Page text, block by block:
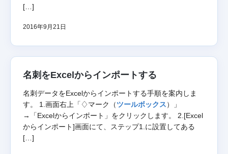
[…]
2016年9月21日
名刺をExcelからインポートする
名刺データをExcelからインポートする手順を案内しま
す。 1.画面右上「♢マーク（ツールボックス）」
→「Excelからインポート」をクリックします。 2.[Excel
からインポート]画面にて、ステップ1.に設置してある
[…]